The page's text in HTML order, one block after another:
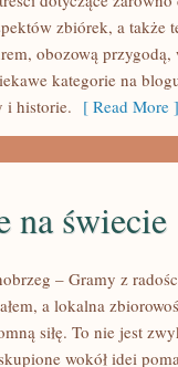
zbiórek, a także
obozową
kategorie na
i historie. [ Read More ]
na świecie
– Gramy z
a lokalna
siłę. To nie jest
wokół idei